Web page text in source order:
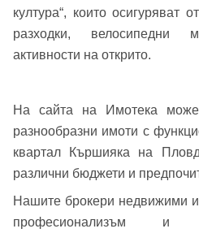
култура“, които осигуряват
разходки,
активности на открито.
На сайта на Имотека
разнообразни имоти с
квартал Кършияка на
различни бюджети и
Нашите брокери недвижими
професионализъм и